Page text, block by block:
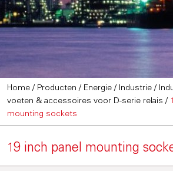
Home / Producten / Energie / Industrie /
voeten & accessoires voor D-serie relais /
mounting sockets
19 inch panel mounting